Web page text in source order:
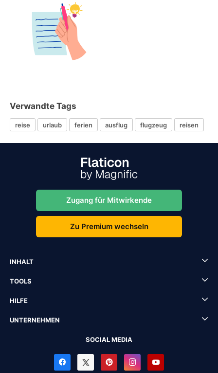
Verwandte Tags
reise urlaub ferien ausflug flugzeug reisen
Zugang für Mitwirkende
Zu Premium wechseln
INHALT
TOOLS
HILFE
UNTERNEHMEN
SOCIAL MEDIA